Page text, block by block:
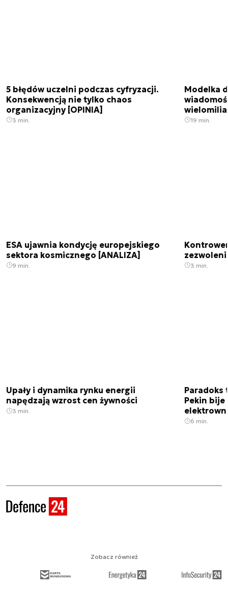
5 błędów uczelni podczas cyfryzacji.
Konsekwencją nie tylko chaos
organizacyjny [OPINIA]
3 min.
Modelka
19 min.
ESA ujawnia kondycję europejskiego
sektora kosmicznego [ANALIZA]
9 min. 3 min.
Upały i dynamika rynku energii
napędzają wzrost cen żywności
3 min.
Paradoks
Pekin bije
6 min.
Zobacz również